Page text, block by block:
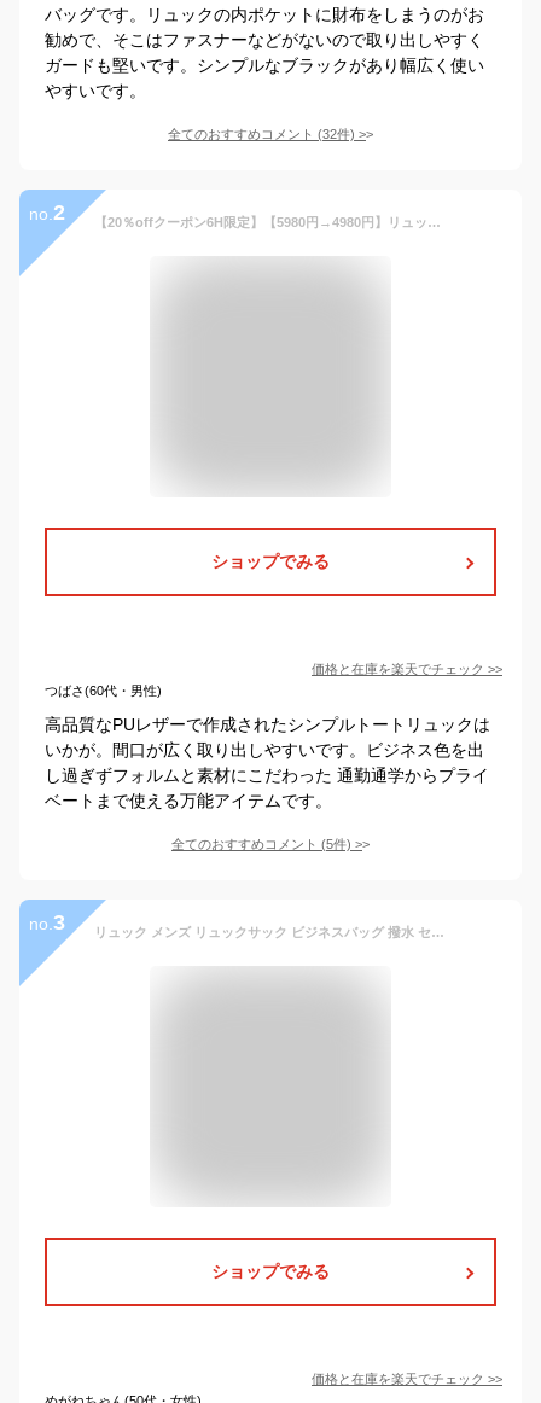
バッグです。リュックの内ポケットに財布をしまうのがお
勧めで、そこはファスナーなどがないので取り出しやすく
ガードも堅いです。シンプルなブラックがあり幅広く使い
やすいです。
全てのおすすめコメント (32件) >
no. 2 【20％offクーポン6H限定】【5980円→4980円】リュック メンズ レディース ビジネス リュックサック ビジネスリュック ビジネスバッグ ビジネスバック ブランド おしゃれ 通学 通勤 コンパクト 軽量 鞄 かばん A4 お出かけ シンプル 無地 軽い ポケット PU 薄い 薄型
ショップでみる
価格と在庫を楽天でチェック >>
つばさ(60代・男性)
高品質なPUレザーで作成されたシンプルトートリュックは
いかが。間口が広く取り出しやすいです。ビジネス色を出
し過ぎずフォルムと素材にこだわった 通勤通学からプライ
ベートまで使える万能アイテムです。
全てのおすすめコメント (5件) >
no. 3 リュック メンズ リュックサック ビジネスバッグ 撥水 セポラクW カッコいい 通勤 B-BURACTION 大容量 多収納 レディース 大人 機能的 カッコいい ノートパソコン収納 クッションポケット バックパック 背負ったまま収納 ブラック
ショップでみる
価格と在庫を楽天でチェック >>